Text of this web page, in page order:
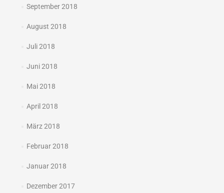
September 2018
August 2018
Juli 2018
Juni 2018
Mai 2018
April 2018
März 2018
Februar 2018
Januar 2018
Dezember 2017